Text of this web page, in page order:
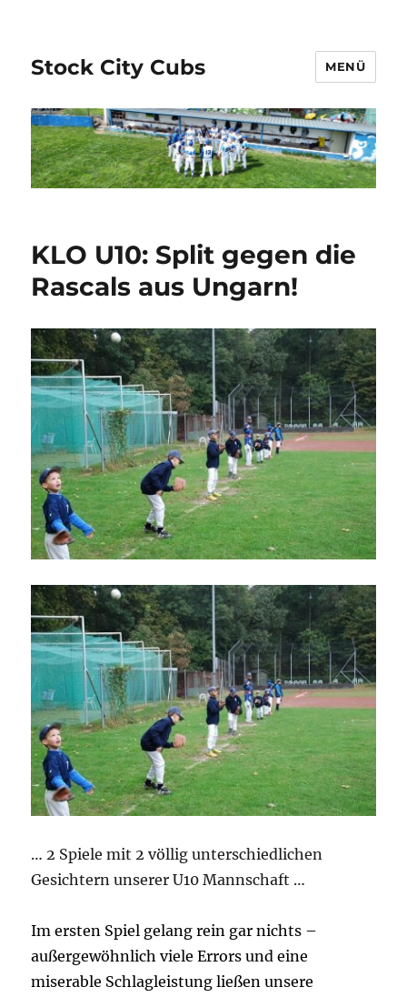
Stock City Cubs MENÜ
KLO U10: Split gegen die
Rascals aus Ungarn!
… 2 Spiele mit 2 völlig unterschiedlichen
Gesichtern unserer U10 Mannschaft …
Im ersten Spiel gelang rein gar nichts –
außergewöhnlich viele Errors und eine
miserable Schlagleistung ließen unsere